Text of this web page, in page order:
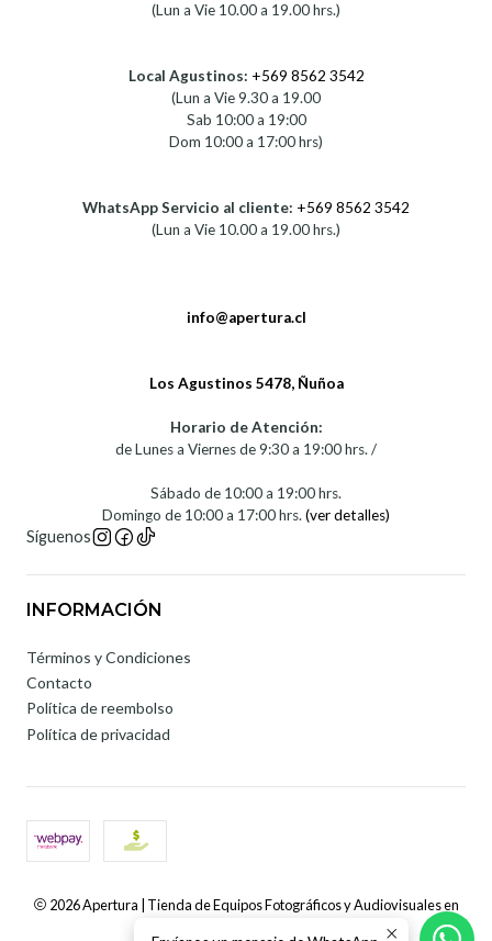
(Lun a Vie 10.00 a 19.00 hrs.)
Local Agustinos: +569 8562 3542
(Lun a Vie 9.30 a 19.00
Sab 10:00 a 19:00
Dom 10:00 a 17:00 hrs)
WhatsApp Servicio al cliente: +569 8562 3542
(Lun a Vie 10.00 a 19.00 hrs.)
info@apertura.cl
Los Agustinos 5478, Ñuñoa
Horario de Atención:
de Lunes a Viernes de 9:30 a 19:00 hrs. /
Sábado de 10:00 a 19:00 hrs.
Domingo de 10:00 a 17:00 hrs.(ver detalles)
Síguenos
INFORMACIÓN
Términos y Condiciones
Contacto
Política de reembolso
Política de privacidad
2026 Apertura | Tienda de Equipos Fotográficos y Audiovisuales en